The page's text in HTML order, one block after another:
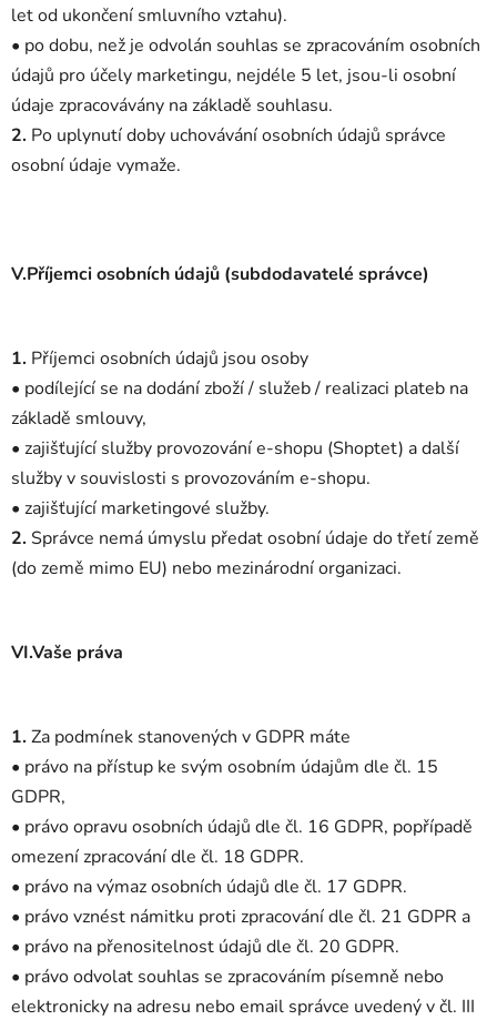
let od ukončení smluvního vztahu).
• po dobu, než je odvolán souhlas se zpracováním osobních
údajů pro účely marketingu, nejdéle 5 let, jsou-li osobní
údaje zpracovávány na základě souhlasu.
2. Po uplynutí doby uchovávání osobních údajů správce
osobní údaje vymaže.
V.Příjemci osobních údajů (subdodavatelé správce)
1. Příjemci osobních údajů jsou osoby
• podílející se na dodání zboží / služeb / realizaci plateb na
základě smlouvy,
• zajišťující služby provozování e-shopu (Shoptet) a další
služby v souvislosti s provozováním e-shopu.
• zajišťující marketingové služby.
2. Správce nemá úmyslu předat osobní údaje do třetí země
(do země mimo EU) nebo mezinárodní organizaci.
VI.Vaše práva
1. Za podmínek stanovených v GDPR máte
• právo na přístup ke svým osobním údajům dle čl. 15
GDPR,
• právo opravu osobních údajů dle čl. 16 GDPR, popřípadě
omezení zpracování dle čl. 18 GDPR.
• právo na výmaz osobních údajů dle čl. 17 GDPR.
• právo vznést námitku proti zpracování dle čl. 21 GDPR a
• právo na přenositelnost údajů dle čl. 20 GDPR.
• právo odvolat souhlas se zpracováním písemně nebo
elektronicky na adresu nebo email správce uvedený v čl. III